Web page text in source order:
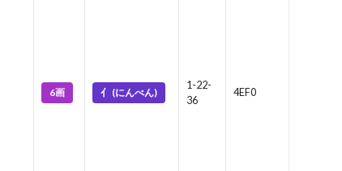
6画 亻 (にんべん)
1-22-
36
4EF0